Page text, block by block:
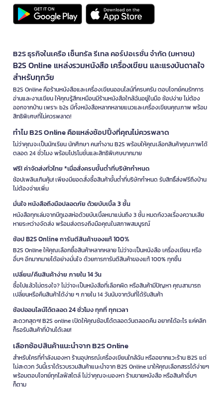
B2S ธุรกิจในเครือ เซ็นทรัล รีเทล คอร์ปอเรชั่น จำกัด (มหาชน)
B2S Online แหล่งรวมหนังสือ เครื่องเขียน และแรงบันดาลใจ
สำหรับทุกวัย
B2S Online คือร้านหนังสือและเครื่องเขียนออนไลน์ที่ครบครัน ตอบโจทย์คนรักการ
อ่านและงานเขียน ให้คุณรู้สึกเหมือนมีร้านหนังสือใกล้ฉันอยู่ในมือ ช้อปง่าย ไม่ต้อง
ออกจากบ้าน เพราะ b2s มีทั้งหนังสือหลากหลายแนวและเครื่องเขียนคุณภาพ พร้อม
สิทธิพิเศษที่ไม่ควรพลาด!
ทำไม B2S Online คือแหล่งช้อปปิ้งที่คุณไม่ควรพลาด
ไม่ว่าคุณจะเป็นนักเรียน นักศึกษา คนทำงาน B2S พร้อมให้คุณเลือกสินค้าคุณภาพได้
ตลอด 24 ชั่วโมง พร้อมโปรโมชั่นและสิทธิพิเศษมากมาย
ฟรี! ค่าจัดส่งทั่วไทย *เมื่อสั่งครบขั้นต่ำที่บริษัทกำหนด
ช้อปเพลินเกินคุ้ม! เพียงมียอดสั่งซื้อสินค้าขั้นต่ำที่บริษัทกำหนด รับสิทธิ์ส่งฟรีถึงบ้าน
ไม่ต้องจ่ายเพิ่ม
มั่นใจ หนังสือถึงมือปลอดภัย ด้วยบับเบิ้ล 3 ชั้น
หนังสือทุกเล่มจากบีทูเอสห่อด้วยบับเบิ้ลหนาแน่นถึง 3 ชั้น หมดกังวลเรื่องความเสีย
หายระหว่างจัดส่ง พร้อมส่งตรงถึงมือคุณในสภาพสมบูรณ์
ช้อป B2S Online การันตีสินค้าของแท้ 100%
B2S Online ให้คุณเลือกซื้อสินค้าหลากหลาย ไม่ว่าจะเป็นหนังสือ เครื่องเขียน หรือ
อื่นๆ อีกมากมายได้อย่างมั่นใจ ด้วยการการันตีสินค้าของแท้ 100% ทุกชิ้น
เปลี่ยน/คืนสินค้าง่าย ภายใน 14 วัน
ซื้อไปแล้วไม่ตรงใจ? ไม่ว่าจะเป็นหนังสือที่เลือกผิด หรือสินค้ามีปัญหา คุณสามารถ
เปลี่ยนหรือคืนสินค้าได้ง่าย ๆ ภายใน 14 วันนับจากวันที่ได้รับสินค้า
ช้อปออนไลน์ได้ตลอด 24 ชั่วโมง ทุกที่ ทุกเวลา
สะดวกสุดๆ! B2S online เปิดให้คุณช้อปได้ตลอดวันตลอดคืน อยากได้อะไร แค่คลิก
ก็รอรับสินค้าที่บ้านได้เลย!
เลือกช้อปสินค้าแนะนำจาก B2S Online
สำหรับใครที่กำลังมองหา ร้านอุปกรณ์เครื่องเขียนใกล้ฉัน หรืออยากแวะร้าน B2S แต่
ไม่สะดวก วันนี้เราได้รวบรวมสินค้าแนะนำจาก B2S Online มาให้คุณเลือกสรรได้ง่ายๆ
พร้อมตอบโจทย์ทุกไลฟ์สไตล์ ไม่ว่าคุณจะมองหา ร้านขายหนังสือ หรือสินค้าอื่นๆ
ก็ตาม